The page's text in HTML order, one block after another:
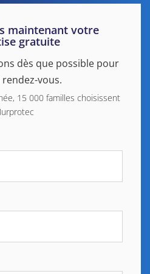
maintenant votre
gratuite
dès que possible pour
vous.
15 000 familles choisissent